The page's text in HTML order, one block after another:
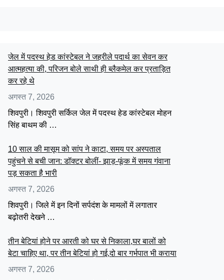
जेल में पदस्थ हेड कांस्टेबल ने जहरीले पदार्थ का सेवन कर
आत्महत्या की, परिजन बोले साथी ही ब्लैकमेल कर प्रताड़ित
कर रहे थे
अगस्त 7, 2026
शिवपुरी। शिवपुरी सर्किल जेल में पदस्थ हेड कांस्टेबल मोहन
सिंह बाथम की …
10 साल की मासूम को सांप ने काटा, समय पर अस्पताल
पहुंचने से बची जान: डॉक्टर बोलीं- झाड़-फूंक में समय गंवाना
पड़ सकता है भारी
अगस्त 7, 2026
शिवपुरी। जिले में इन दिनों सर्पदंश के मामलों में लगातार
बढ़ोतरी देखने …
तीन बेटियां होने पर आरती को घर से निकाला,घर बालों को
बेटा चाहिए था, पर तीन बेटियां हो गई,दो बार गर्भपात भी कराया
अगस्त 7, 2026